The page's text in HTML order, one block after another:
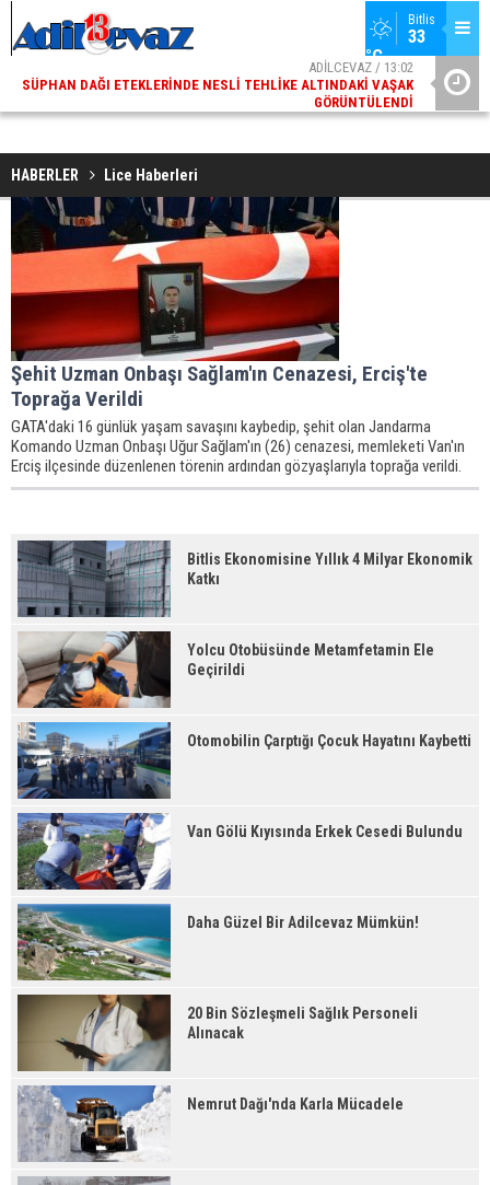
Bitlis
33
°C
ADİLCEVAZ / 13:02
SÜPHAN DAĞI ETEKLERINDE NESLI TEHLIKE ALTINDAKI VAŞAK
GÖRÜNTÜLENDI
HABERLER Lice Haberleri
Şehit Uzman Onbaşı Sağlam'ın Cenazesi, Erciş'te
Toprağa Verildi
GATA'daki 16 günlük yaşam savaşını kaybedip, şehit olan Jandarma
Komando Uzman Onbaşı Uğur Sağlam'ın (26) cenazesi, memleketi Van'ın
Erciş ilçesinde düzenlenen törenin ardından gözyaşlarıyla toprağa verildi.
Bitlis Ekonomisine Yıllık 4 Milyar Ekonomik
Katkı
Yolcu Otobüsünde Metamfetamin Ele
Geçirildi
Otomobilin Çarptığı Çocuk Hayatını Kaybetti
Van Gölü Kıyısında Erkek Cesedi Bulundu
Daha Güzel Bir Adilcevaz Mümkün!
20 Bin Sözleşmeli Sağlık Personeli
Alınacak
Nemrut Dağı'nda Karla Mücadele